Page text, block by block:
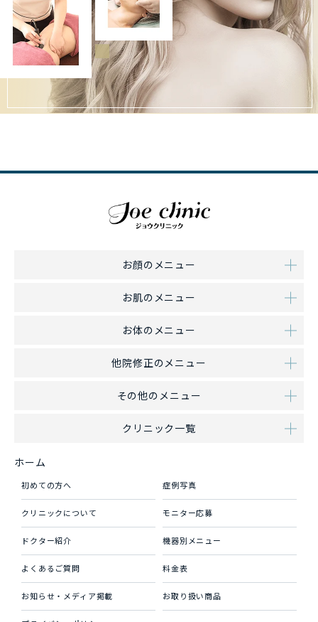
お顔のメニュー
お肌のメニュー
お体のメニュー
他院修正のメニュー
その他のメニュー
クリニック一覧
ホーム
初めての方へ 症例写真
クリニックについて モニター応募
ドクター紹介 機器別メニュー
よくあるご質問 料金表
お知らせ・メディア掲載 お取り扱い商品